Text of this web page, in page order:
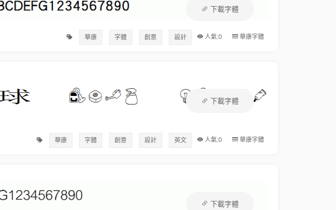
下載字體
華康字體
人氣:0
華康 字體 創意 設計
下載字體
華康字體
人氣:0
華康 字體 創意 設計 英文
下載字體